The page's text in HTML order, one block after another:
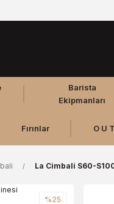
Barista
Ekipmanları
Fırınlar O U
La Cimbali S60-
%25